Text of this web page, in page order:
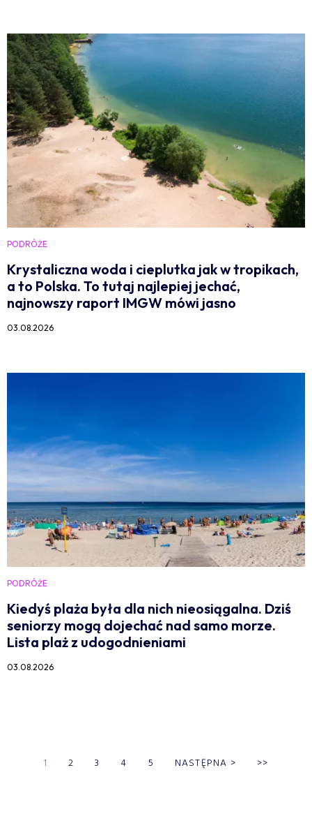
PODRÓŻE
Krystaliczna woda i cieplutka jak w tropikach,
a to Polska. To tutaj najlepiej jechać,
najnowszy raport IMGW mówi jasno
03.08.2026
PODRÓŻE
Kiedyś plaża była dla nich nieosiągalna. Dziś
seniorzy mogą dojechać nad samo morze.
Lista plaż z udogodnieniami
03.08.2026
1 2 3 4 5 NASTĘPNA > >>